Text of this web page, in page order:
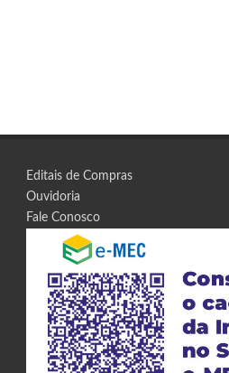
Editais de Compras
Ouvidoria
Fale Conosco